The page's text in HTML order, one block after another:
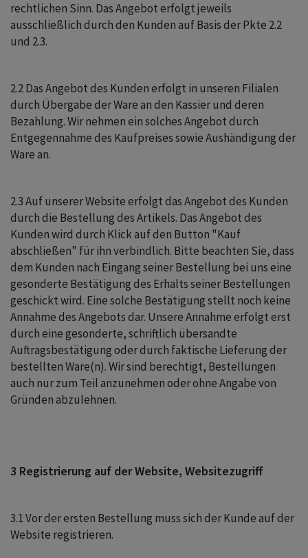
rechtlichen Sinn. Das Angebot erfolgt jeweils
ausschließlich durch den Kunden auf Basis der Pkte 2.2
und 2.3.
2.2 Das Angebot des Kunden erfolgt in unseren Filialen
durch Übergabe der Ware an den Kassier und deren
Bezahlung. Wir nehmen ein solches Angebot durch
Entgegennahme des Kaufpreises sowie Aushändigung der
Ware an.
2.3 Auf unserer Website erfolgt das Angebot des Kunden
durch die Bestellung des Artikels. Das Angebot des
Kunden wird durch Klick auf den Button "Kauf
abschließen" für ihn verbindlich. Bitte beachten Sie, dass
dem Kunden nach Eingang seiner Bestellung bei uns eine
gesonderte Bestätigung des Erhalts seiner Bestellungen
geschickt wird. Eine solche Bestätigung stellt noch keine
Annahme des Angebots dar. Unsere Annahme erfolgt erst
durch eine gesonderte, schriftlich übersandte
Auftragsbestätigung oder durch faktische Lieferung der
bestellten Ware(n). Wir sind berechtigt, Bestellungen
auch nur zum Teil anzunehmen oder ohne Angabe von
Gründen abzulehnen.
3 Registrierung auf der Website, Websitezugriff
3.1 Vor der ersten Bestellung muss sich der Kunde auf der
Website registrieren.